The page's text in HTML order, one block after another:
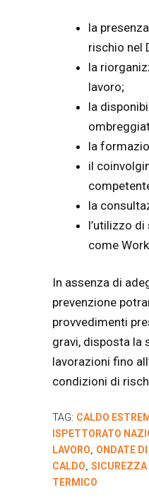
la
rischio nel
la
lavoro;
la
la
il
la
l’utilizzo
come
In assenza di
prevenzione
provvedimenti
gravi, disposta la
lavorazioni fino
condizioni di
TAG: CALDO
ISPETTORATO
LAVORO ONDATE
CALDO SICUREZZA
TERMICO